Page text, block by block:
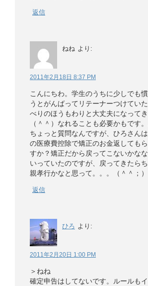
返信
ねね より:
2011年2月18日 8:37 PM
こんにちわ。学生のうちに少しでも
うとがんばってリテーナーつけてい
べりのほうもわりと大丈夫になって
（＾＾）なれることも必要かもです。
ちょっと質問なんですが、ひろさん
の医療費控除で矯正のお金返しても
すか？矯正だから戻ってこないかな
いっていたのですが、戻ってきたら
親孝行かなと思って。。。（＾＾；）
返信
ひろ より:
2011年2月20日 1:00 PM
＞ねね
確定申告はしてないです。ルールも